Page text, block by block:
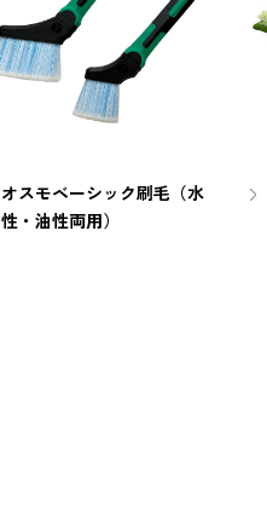
オスモベーシック刷毛（水
性・油性両用）